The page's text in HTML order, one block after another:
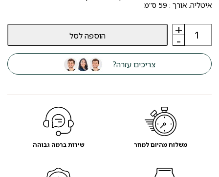
איטליה. אורך : 59 ס"מ
-
כמות
ארגז
צרכים
סגור
לחתול
פורבה
+ הוספה לסל
צריכים עזרה?
משלוח מהיום למחר שירות ברמה גבוהה